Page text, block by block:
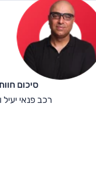
סיכום
רכב פנאי